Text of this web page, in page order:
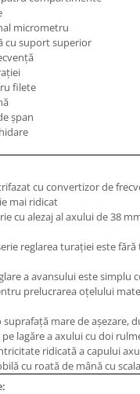
si
micrometru
cu suport superior
filete
şpan
cu convertizor de
mai ridicat
cu alezaj al axului de 38
reglarea turaţiei este
a avansului este simplu
prelucrarea oţelului
suprafaţă mare de aşezare,
pe lagăre a axului cu doi
ridicată a capului
cu roată de mână cu